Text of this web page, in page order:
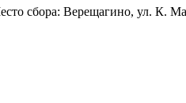
Верещагино, ул. К.